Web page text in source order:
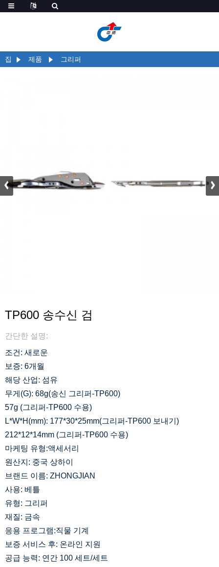
집 제품 그리퍼
TP600 송수신 검
간단한 설명:
조건: 새로운
보증: 6개월
해당 산업: 섬유
무게(G): 68g(송신 그리퍼-TP600)
57g (그리퍼-TP600 수용)
L*W*H(mm): 177*30*25mm(그리퍼-TP600 보내기)
212*12*14mm (그리퍼-TP600 수용)
마케팅 유형:액세서리
원산지: 중국 상하이
브랜드 이름: ZHONGJIAN
사용: 베틀
유형: 그리퍼
재질: 금속
응용 프로그램:직물 기계
보증 서비스 후: 온라인 지원
공급 능력: 연간 100 세트/세트